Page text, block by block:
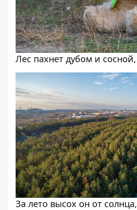
Лес пахнет дубом и сосной,
За лето высох он от солнца,